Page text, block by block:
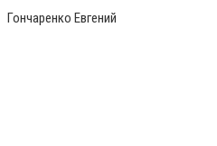
Гончаренко Евгений